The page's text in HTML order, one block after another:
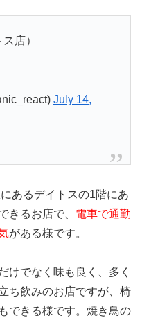
店）
July 14,
あるデイトスの1階にあ
きるお店で、 電車で通勤
がある様です。
けでなく味も良く、多く
ち飲みのお店ですが、椅
できる様です。焼き鳥の